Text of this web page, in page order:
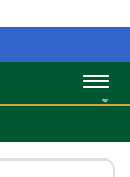
Toggle